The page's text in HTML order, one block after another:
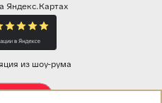
Яндекс.Картах
из шоу-рума